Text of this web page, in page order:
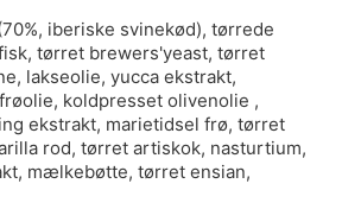
iberiske svinekød), tørrede
tørret brewers'yeast, tørret
lakseolie, yucca ekstrakt,
koldpresset olivenolie ,
ekstrakt, marietidsel frø, tørret
rod, tørret artiskok, nasturtium,
mælkebøtte, tørret ensian,